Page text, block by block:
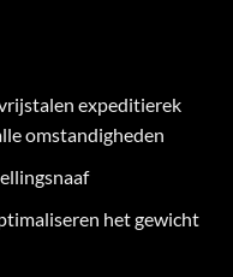
expeditierek
omstandigheden
het gewicht